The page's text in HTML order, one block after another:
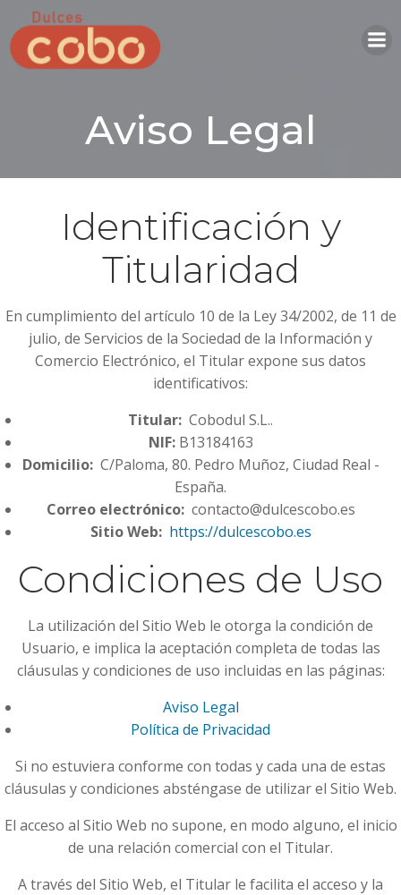
Aviso Legal
Identificación y
Titularidad
En cumplimiento del artículo 10 de la Ley 34/2002, de 11 de
julio, de Servicios de la Sociedad de la Información y
Comercio Electrónico, el Titular expone sus datos
identificativos:
Titular: Cobodul S.L..
NIF:B13184163
Domicilio:C/Paloma, 80. Pedro Muñoz, Ciudad Real -
España.
Correo electrónico:contacto@dulcescobo.es
Sitio Web: https://dulcescobo.es
Condiciones de Uso
La utilización del Sitio Web le otorga la condición de
Usuario, e implica la aceptación completa de todas las
cláusulas y condiciones de uso incluidas en las páginas:
Aviso Legal
Política de Privacidad
Si no estuviera conforme con todas y cada una de estas
cláusulas y condiciones absténgase de utilizar el Sitio Web.
El acceso al Sitio Web no supone, en modo alguno, el inicio
de una relación comercial con el Titular.
A través del Sitio Web, el Titular le facilita el acceso y la